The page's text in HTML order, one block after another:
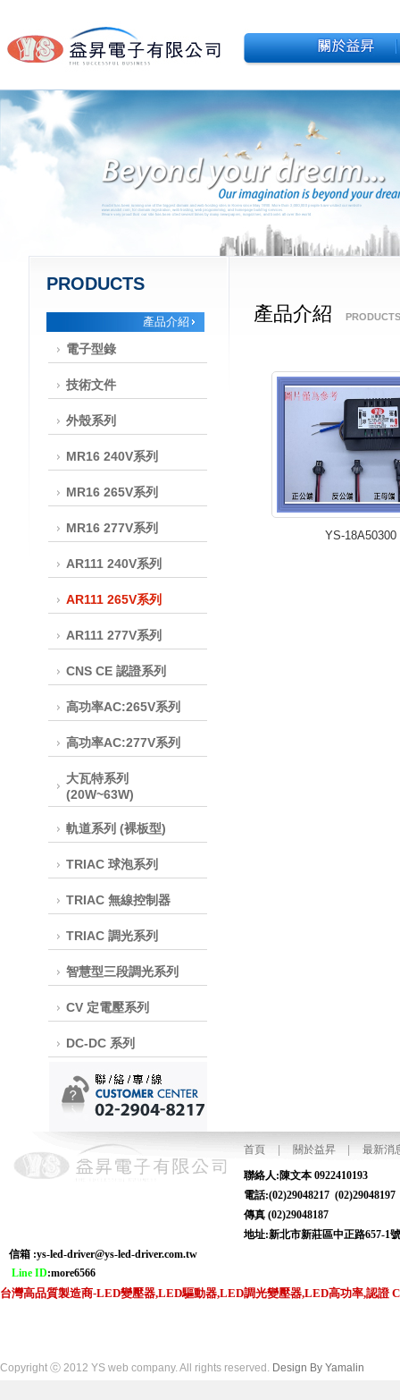
PRODUCTS
產品介紹
電子型錄
技術文件
外殼系列
MR16 240V系列
MR16 265V系列
MR16 277V系列
AR111 240V系列
AR111 265V系列
AR111 277V系列
CNS CE 認證系列
高功率AC:265V系列
高功率AC:277V系列
大瓦特系列
(20W~63W)
軌道系列 (裸板型)
TRIAC 球泡系列
TRIAC 無線控制器
TRIAC 調光系列
智慧型三段調光系列
CV 定電壓系列
DC-DC 系列
產品介紹 PRODUCTS
YS-18A50300
首頁 關於益昇|最新消
聯絡人:陳
電話:(02)29048217
傳真 (02)29048187
地址:新北市新莊區中正
信箱 :ys-led-driver@ys-led-driver.com.tw
Line ID:more6566
台灣高品質製造商-LED變壓器,LED驅動器,LED調光變壓器,LED高功率,認證
Copyright ⓒ 2012 YS web company. All rights reserved. Design By Yamalin